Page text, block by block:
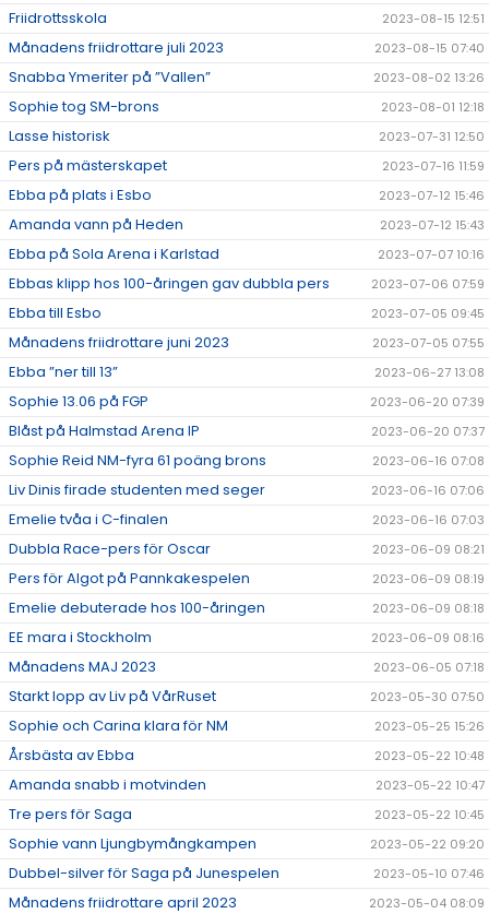
Friidrottsskola 2023-08-15 12:51
Månadens friidrottare juli 2023 2023-08-15 07:40
Snabba Ymeriter på ”Vallen” 2023-08-02 13:26
Sophie tog SM-brons 2023-08-01 12:18
Lasse historisk 2023-07-31 12:50
Pers på mästerskapet 2023-07-16 11:59
Ebba på plats i Esbo 2023-07-12 15:46
Amanda vann på Heden 2023-07-12 15:43
Ebba på Sola Arena i Karlstad 2023-07-07 10:16
Ebbas klipp hos 100-åringen gav dubbla pers 2023-07-06 07:59
Ebba till Esbo 2023-07-05 09:45
Månadens friidrottare juni 2023 2023-07-05 07:55
Ebba ”ner till 13” 2023-06-27 13:08
Sophie 13.06 på FGP 2023-06-20 07:39
Blåst på Halmstad Arena IP 2023-06-20 07:37
Sophie Reid NM-fyra 61 poäng brons 2023-06-16 07:08
Liv Dinis firade studenten med seger 2023-06-16 07:06
Emelie tvåa i C-finalen 2023-06-16 07:03
Dubbla Race-pers för Oscar 2023-06-09 08:21
Pers för Algot på Pannkakespelen 2023-06-09 08:19
Emelie debuterade hos 100-åringen 2023-06-09 08:18
EE mara i Stockholm 2023-06-09 08:16
Månadens MAJ 2023 2023-06-05 07:18
Starkt lopp av Liv på VårRuset 2023-05-30 07:50
Sophie och Carina klara för NM 2023-05-25 15:26
Årsbästa av Ebba 2023-05-22 10:48
Amanda snabb i motvinden 2023-05-22 10:47
Tre pers för Saga 2023-05-22 10:45
Sophie vann Ljungbymångkampen 2023-05-22 09:20
Dubbel-silver för Saga på Junespelen 2023-05-10 07:46
Månadens friidrottare april 2023 2023-05-04 08:09